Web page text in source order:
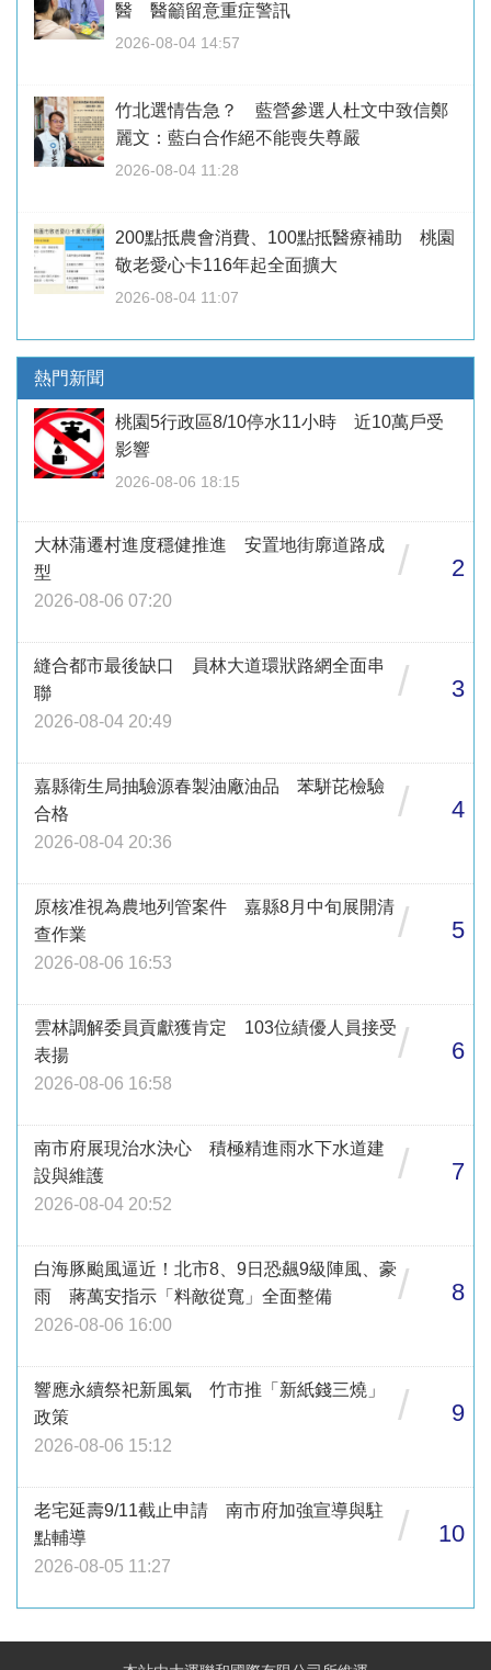
醫 醫籲留意重症警訊
2026-08-04 14:57
竹北選情告急？ 藍營參選人杜文中致信鄭
麗文：藍白合作絕不能喪失尊嚴
2026-08-04 11:28
200點抵農會消費、100點抵醫療補助 桃園
敬老愛心卡116年起全面擴大
2026-08-04 11:07
熱門新聞
桃園5行政區8/10停水11小時 近10萬戶受
影響
2026-08-06 18:15
大林蒲遷村進度穩健推進 安置地街廓道路成
型
2026-08-06 07:20
/ 2
縫合都市最後缺口 員林大道環狀路網全面串
聯
2026-08-04 20:49
/ 3
嘉縣衛生局抽驗源春製油廠油品 苯駢芘檢驗
合格
2026-08-04 20:36
/ 4
原核准視為農地列管案件 嘉縣8月中旬展開清
查作業
2026-08-06 16:53
/ 5
雲林調解委員貢獻獲肯定 103位績優人員接受
表揚
2026-08-06 16:58
/ 6
南市府展現治水決心 積極精進雨水下水道建
設與維護
2026-08-04 20:52
/ 7
白海豚颱風逼近！北市8、9日恐飆9級陣風、豪
雨 蔣萬安指示「料敵從寬」全面整備
2026-08-06 16:00
/ 8
響應永續祭祀新風氣 竹市推「新紙錢三燒」
政策
2026-08-06 15:12
/ 9
老宅延壽9/11截止申請 南市府加強宣導與駐
點輔導
2026-08-05 11:27
/ 10